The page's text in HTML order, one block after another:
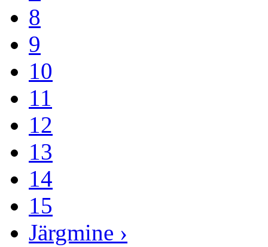
8
9
10
11
12
13
14
15
Järgmine ›